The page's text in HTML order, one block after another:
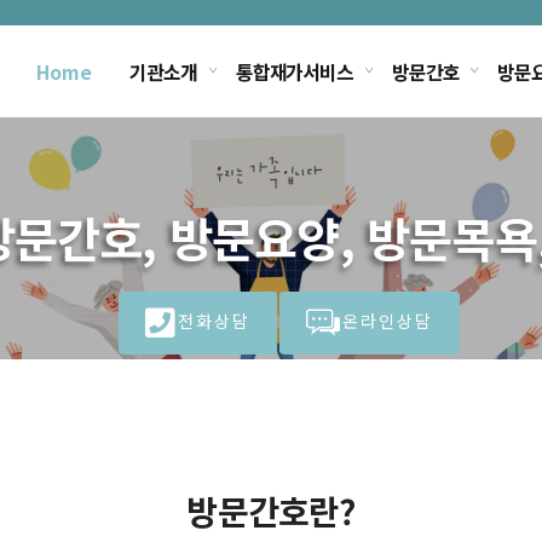
Home 기관소개 통합재가서비스 방문간호 방문
간호, 방문요양, 방문목
전화상담 온라인상담
방문간호란?